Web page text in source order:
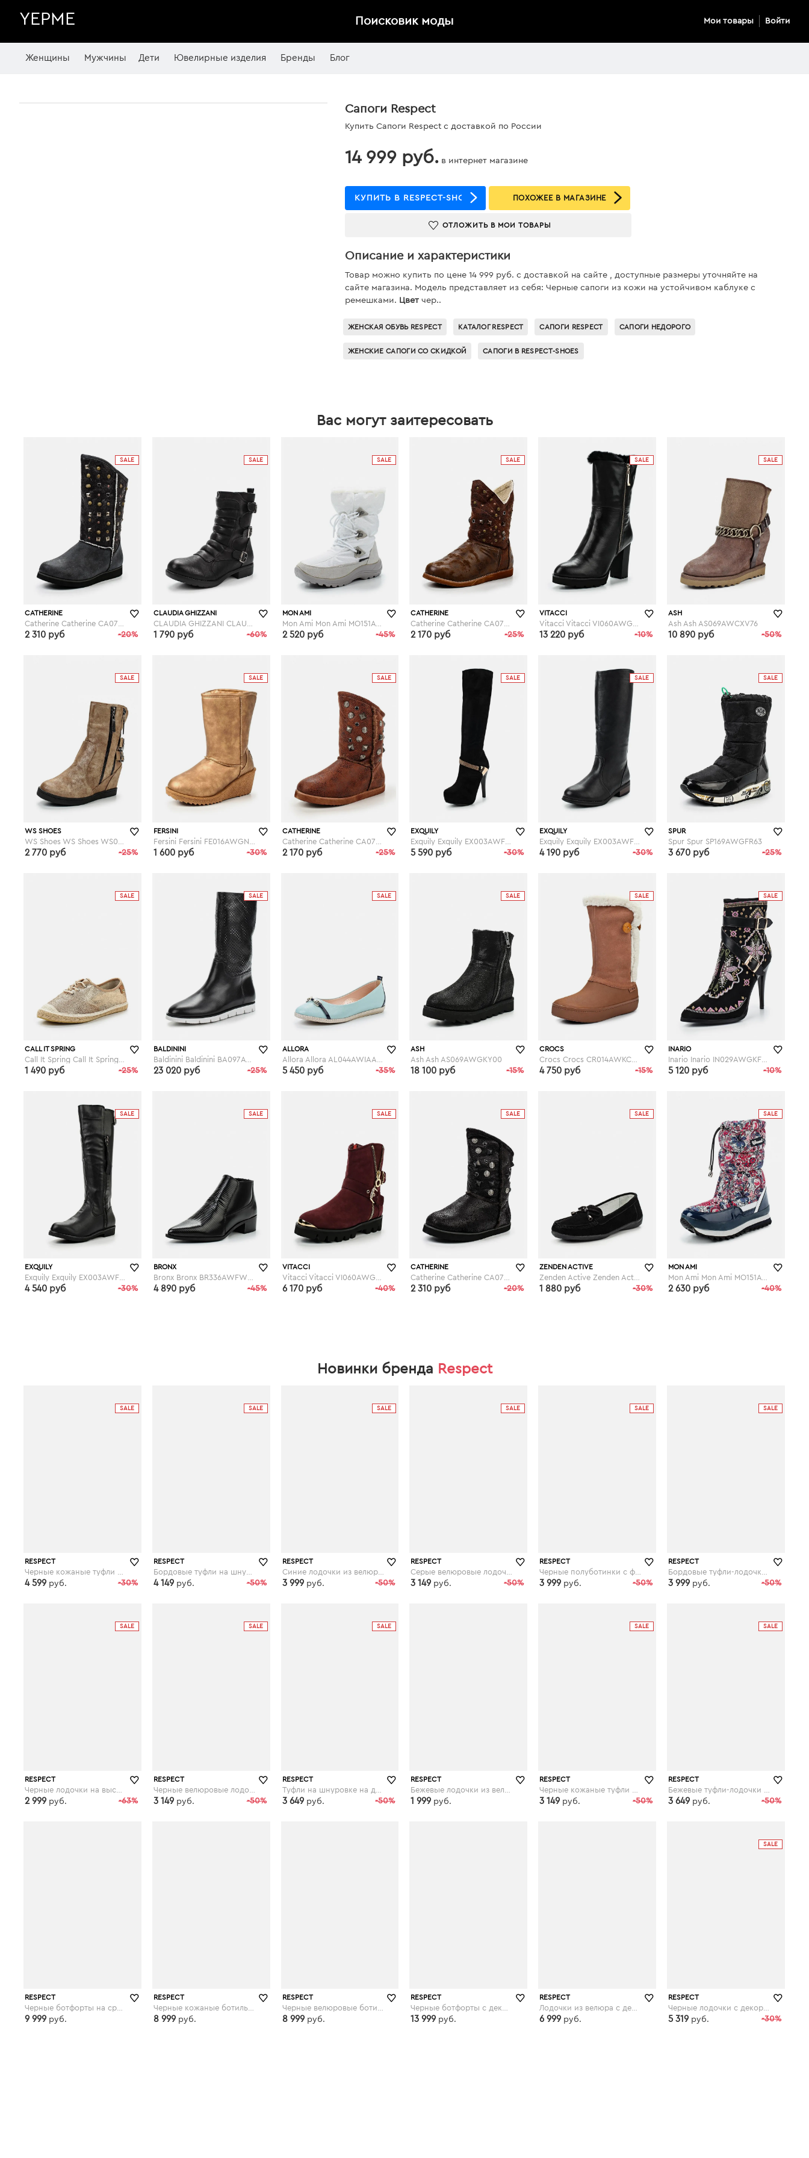
YEPME Поисковик моды Мои товары Войти
Женщины Мужчины Дети Ювелирные изделия Бренды Блог
Сапоги Respect
Купить Сапоги Respect с доставкой по России
14 999 руб. в интернет магазине
КУПИТЬ В RESPECT-SHOES ПОХОЖЕЕ В МАГАЗИНЕ
ОТЛОЖИТЬ В МОИ ТОВАРЫ
Описание и характеристики
Товар можно купить по цене 14 999 руб. c доставкой на сайте , доступные размеры уточняйте на
сайте магазина. Модель представляет из себя: Черные сапоги из кожи на устойчивом каблуке с
ремешками. Цвет чер..
ЖЕНСКАЯ ОБУВЬ RESPECT КАТАЛОГ RESPECT САПОГИ RESPECT САПОГИ НЕДОРОГО
ЖЕНСКИЕ САПОГИ СО СКИДКОЙ САПОГИ В RESPECT-SHOES
Вас могут заитересовать
SALE
CATHERINE
-20%
2 310 руб
SALE
CLAUDIA GHIZZANI
-60%
1 790 руб
SALE
MON AMI
Mon Ami Mon Ami MO151AWGBR95
-45%
2 520 руб
SALE
CATHERINE
-25%
2 170 руб
SALE
VITACCI
-10%
13 220 руб
SALE
ASH
Ash Ash AS069AWCXV76
-50%
10 890 руб
SALE
WS SHOES
-25%
2 770 руб
SALE
FERSINI
-30%
1 600 руб
SALE
CATHERINE
-25%
2 170 руб
SALE
EXQUILY
-30%
5 590 руб
SALE
EXQUILY
-30%
4 190 руб
SALE
SPUR
Spur Spur SP169AWGFR63
-25%
3 670 руб
SALE
CALL IT SPRING
-25%
1 490 руб
SALE
BALDININI
Baldinini Baldinini BA097AWESP36
-25%
23 020 руб
SALE
ALLORA
-35%
5 450 руб
SALE
ASH
Ash Ash AS069AWGKY00
-15%
18 100 руб
SALE
CROCS
-15%
4 750 руб
SALE
INARIO
-10%
5 120 руб
SALE
EXQUILY
-30%
4 540 руб
SALE
BRONX
-45%
4 890 руб
SALE
VITACCI
-40%
6 170 руб
SALE
CATHERINE
-20%
2 310 руб
SALE
ZENDEN ACTIVE
-30%
1 880 руб
SALE
MON AMI
-40%
2 630 руб
Новинки бренда Respect
SALE
RESPECT
-30%
4 599 руб.
SALE
RESPECT
Бордовые туфли на шнуровке
-50%
4 149 руб.
SALE
RESPECT
Синие лодочки из велюра с декором
-50%
3 999 руб.
SALE
RESPECT
-50%
3 149 руб.
SALE
RESPECT
-50%
3 999 руб.
SALE
RESPECT
-50%
3 999 руб.
SALE
RESPECT
-63%
2 999 руб.
SALE
RESPECT
Черные велюровые лодочки на высоком каблуке
-50%
3 149 руб.
SALE
RESPECT
-50%
3 649 руб.
RESPECT
1 999 руб.
SALE
RESPECT
-50%
3 149 руб.
SALE
RESPECT
-50%
3 649 руб.
RESPECT
9 999 руб.
RESPECT
Черные кожаные ботильоны на меху
8 999 руб.
RESPECT
8 999 руб.
RESPECT
13 999 руб.
RESPECT
6 999 руб.
SALE
RESPECT
-30%
5 319 руб.